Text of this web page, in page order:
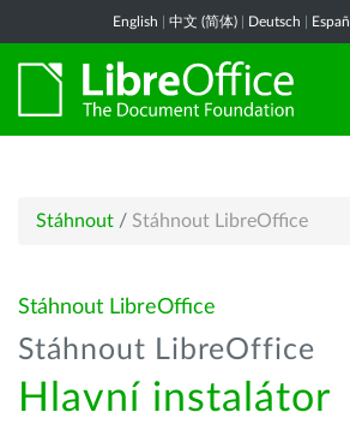
English 中文 (简体) Deutsch
Stáhnout / Stáhnout LibreOffice
Stáhnout LibreOffice
Stáhnout LibreOffice
Hlavní instalátor